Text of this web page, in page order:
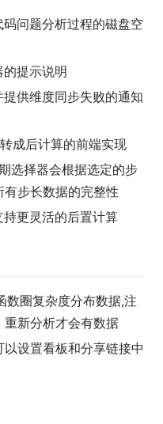
问题分析过程的磁盘空
提示说明
供维度同步失败的通知
成后计算的前端实现
选择器会根据选定的步
步长数据的完整性
更灵活的后置计算
圈复杂度分布数据,注
新分析才会有数据
设置看板和分享链接中